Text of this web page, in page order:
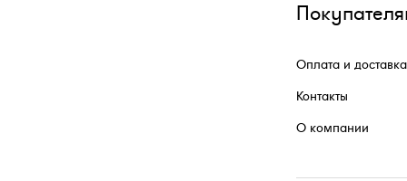
Оплата и доставка
Контакты
О компании